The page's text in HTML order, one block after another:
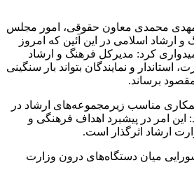
مهدی محمدی معاون حقوقی، امور مجلس
ارشاد اسلامی در این آئین که امروز
کرد: مدیرکل فرهنگ و ارشاد
استاندار و نمایندگان بتواند بار سنگینی
برساند.
مناسب زیرمجموعه‌های ارشاد در
این امر در پیشبرد اهداف فرهنگی و
ارشاد اثرگذار است.
میان دستگاه‌های درون وزارت